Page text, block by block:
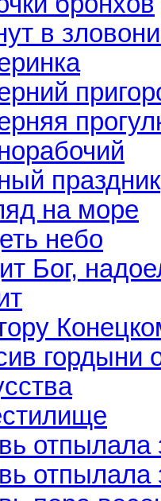
в
праздник
на море
небо
Бог,
гордыни
отпылала
отпылала